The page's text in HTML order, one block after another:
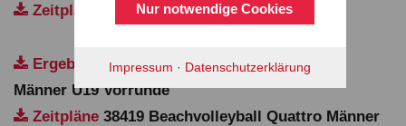
Nur notwendige Cookies
Impressum · Datenschutzerklärung
Zeitplan
Ergebnisse38419 Beachvolleyball Quattro
Männer Ü19 Vorrunde
Zeitpläne 38419 Beachvolleyball Quattro Männer